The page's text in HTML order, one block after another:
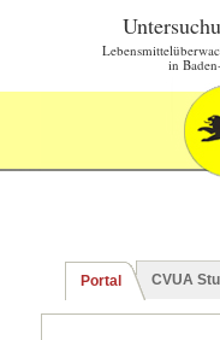
in
Portal CVUA